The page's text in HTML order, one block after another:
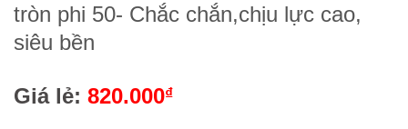
tròn phi 50- Chắc chắn,chịu lực cao,
siêu bền
Giá lẻ: 820.000₫